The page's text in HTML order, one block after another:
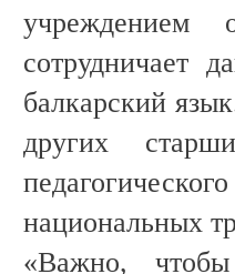
учреждением
сотрудничает
балкарский
других
национальных
«Важно,